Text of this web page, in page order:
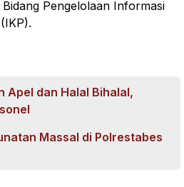
Pengelolaan Informasi
Apel dan Halal Bihalal,
Massal di Polrestabes